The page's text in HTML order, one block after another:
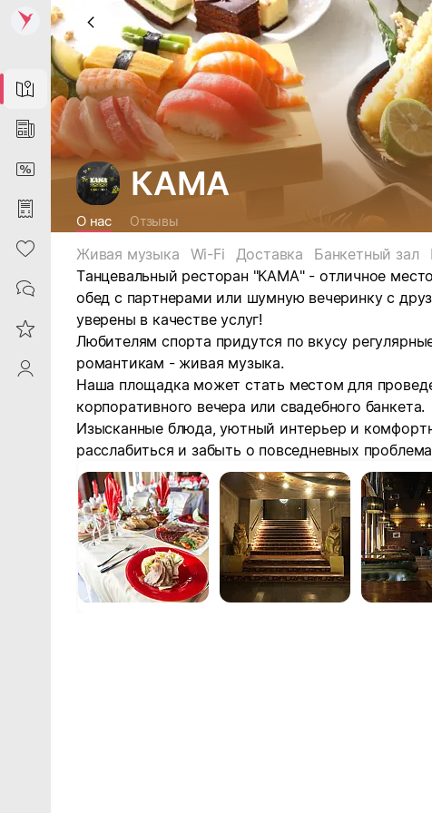
Map
News
DiscountCard
Purchases
Heart
Contacts
Reviews
ProfileSaby
КАМА
О нас Отзывы
Живая музыка Wi-Fi Доставка Банкетный зал
Танцевальный ресторан "КАМА" - отличное
обед с партнерами или шумную вечеринку с
уверены в качестве услуг!
Любителям спорта придутся по вкусу
романтикам - живая музыка.
Наша площадка может стать местом для
корпоративного вечера или свадебного банкета.
Изысканные блюда, уютный интерьер и
расслабиться и забыть о повседневных